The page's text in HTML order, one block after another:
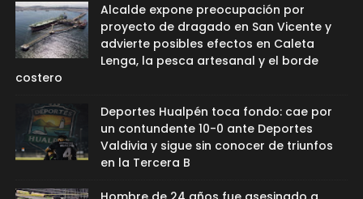
Alcalde expone preocupación por
proyecto de dragado en San Vicente y
advierte posibles efectos en Caleta
Lenga, la pesca artesanal y el borde
costero
Deportes Hualpén toca fondo: cae por
un contundente 10-0 ante Deportes
Valdivia y sigue sin conocer de triunfos
en la Tercera B